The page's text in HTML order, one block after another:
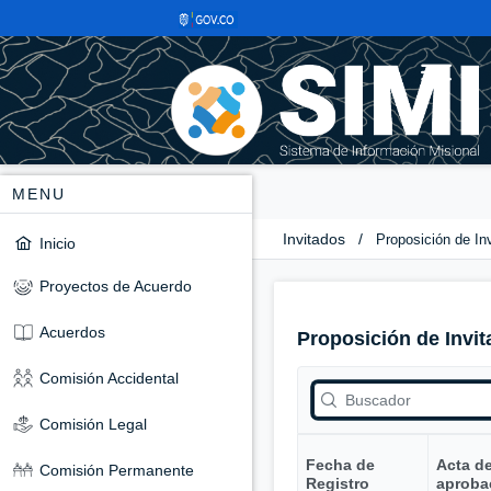
MENU
Inicio
Proyectos de Acuerdo
Acuerdos
Comisión Accidental
Comisión Legal
Comisión Permanente
Invitados / Proposición de
Proposición de
Fecha de
Registro
Acta